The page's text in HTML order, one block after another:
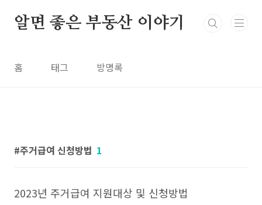
알면 좋은 부동산 이야기
홈 태그 방명록
주거급여 신청방법 1
2023년 주거급여 지원대상 및 신청방법